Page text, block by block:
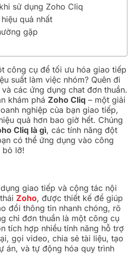
sử dụng Zoho Cliq
quả nhất
gặp
công cụ để tối ưu hóa giao tiếp
suất làm việc nhóm? Quên đi
các ứng dụng chat đơn thuần.
khám phá Zoho Cliq – một giải
nghiệp của bạn giao tiếp,
quả hơn bao giờ hết. Chúng
Cliq là gì, các tính năng đột
có thể ứng dụng vào công
bỏ lỡ!
giao tiếp và cộng tác nội
Zoho, được thiết kế để giúp
đổi thông tin nhanh chóng, rõ
chỉ đơn thuần là một công cụ
tích hợp nhiều tính năng hỗ trợ
gọi video, chia sẻ tài liệu, tạo
án, và tự động hóa quy trình